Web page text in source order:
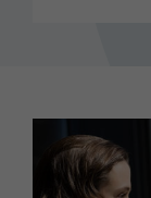
dazu